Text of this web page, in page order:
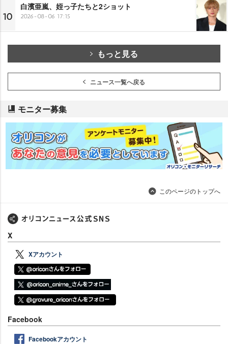
10
白濱亜嵐、姪っ子たちと2ショット
2026-08-06 17:15
もっと見る
ニュース一覧へ戻る
モニター募集
このページのトップへ
X
Xアカウント
Facebook
Facebookアカウント